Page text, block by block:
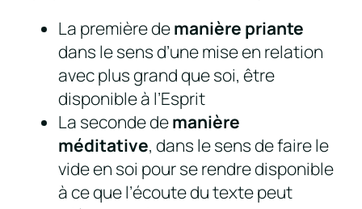
La première demanière priante
dans le sens d’une mise en relation
avec plus grand que soi, être
disponible à l’Esprit
La seconde demanière
méditative, dans le sens de faire le
vide en soi pour se rendre disponible
à ce que l’écoute du texte peut